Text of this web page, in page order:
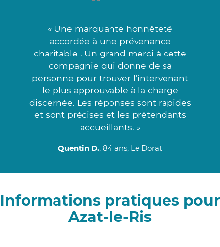
« Une marquante honnêteté
accordée à une prévenance
charitable . Un grand merci à cette
compagnie qui donne de sa
personne pour trouver l'intervenant
le plus approuvable à la charge
discernée. Les réponses sont rapides
et sont précises et les prétendants
accueillants. »
Quentin D., 84 ans, Le Dorat
Informations pratiques pour
Azat-le-Ris